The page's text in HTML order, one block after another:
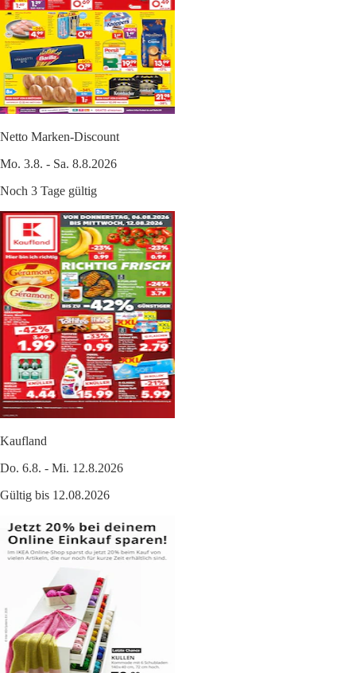
Netto Marken-Discount
Mo. 3.8. - Sa. 8.8.2026
Noch 3 Tage gültig
Kaufland
Do. 6.8. - Mi. 12.8.2026
Gültig bis 12.08.2026